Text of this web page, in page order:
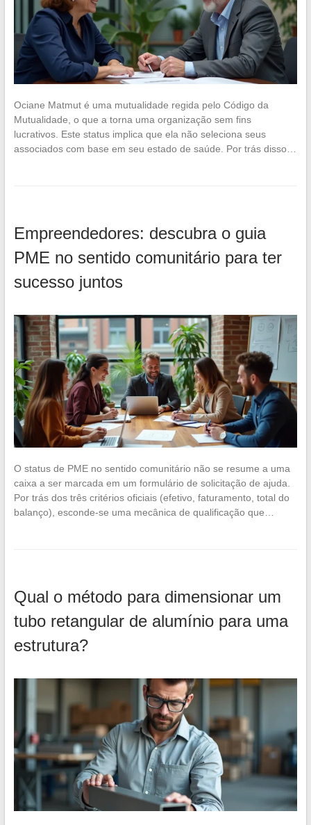
Ociane Matmut é uma mutualidade regida pelo Código da
Mutualidade, o que a torna uma organização sem fins
lucrativos. Este status implica que ela não seleciona seus
associados com base em seu estado de saúde. Por trás disso…
Empreendedores: descubra o guia
PME no sentido comunitário para ter
sucesso juntos
O status de PME no sentido comunitário não se resume a uma
caixa a ser marcada em um formulário de solicitação de ajuda.
Por trás dos três critérios oficiais (efetivo, faturamento, total do
balanço), esconde-se uma mecânica de qualificação que…
Qual o método para dimensionar um
tubo retangular de alumínio para uma
estrutura?